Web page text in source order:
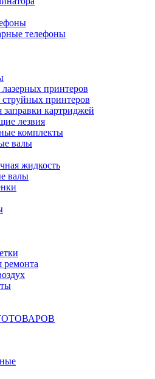
телефоны
принтеров
принтеров
заправки картриджей
лезвия
комплекты
валы
жидкость
валы
ремонта